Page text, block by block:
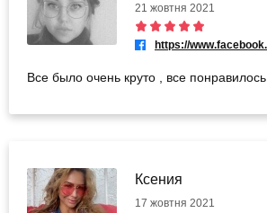
21 жовтня 2021
Все было очень круто , все понравилось
Ксения
17 жовтня 2021